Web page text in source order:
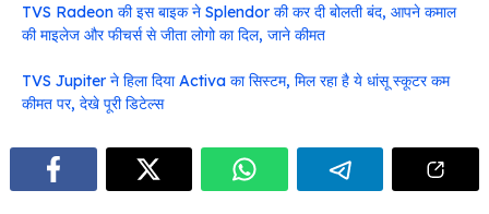
TVS Radeon की इस बाइक ने Splendor की कर दी बोलती बंद, आपने कमाल
की माइलेज और फीचर्स से जीता लोगो का दिल, जाने कीमत
TVS Jupiter ने हिला दिया Activa का सिस्टम, मिल रहा है ये धांसू स्कूटर कम
कीमत पर, देखे पूरी डिटेल्स